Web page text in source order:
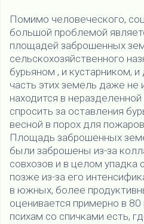
Помимо человеческого,
большой проблемой
площадей заброшенных
сельскохозяйственного
бурьяном , и кустарником,
часть этих земель даже не
находится в
спросить за оставления
весной в порох для
Площадь заброшенных
были заброшены из-за
совхозов и в целом упадка
позже из-за его
в южных, более
оценивается примерно в
психам со спичками есть,